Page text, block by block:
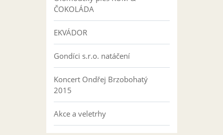
ČOKOLÁDA
EKVÁDOR
Gondíci s.r.o. natáčení
Koncert Ondřej Brzobohatý
2015
Akce a veletrhy